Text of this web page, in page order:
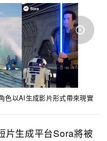
色以AI生成影片形式帶來現實
片生成平台Sora將被